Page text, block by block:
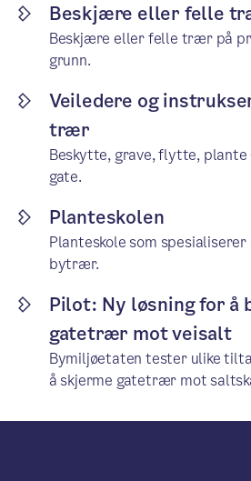
Beskjære eller felle
Beskjære eller felle trær på
grunn.
Veiledere og
trær
Beskytte, grave, flytte,
gate.
Planteskolen
Planteskole som
bytrær.
Pilot: Ny løsning for å
gatetrær mot veisalt
Bymiljøetaten tester ulike
å skjerme gatetrær mot